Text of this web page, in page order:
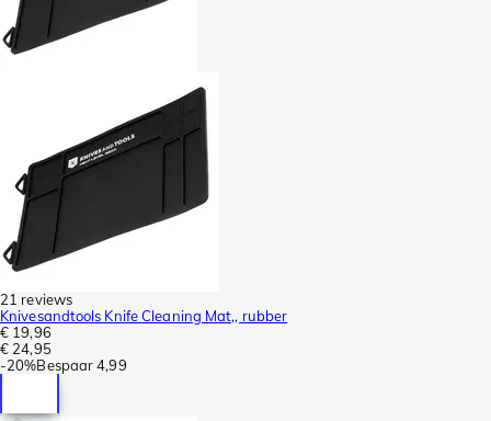
21 reviews
Knivesandtools Knife Cleaning Mat,, rubber
€ 19,96
€ 24,95
-20%Bespaar 4,99